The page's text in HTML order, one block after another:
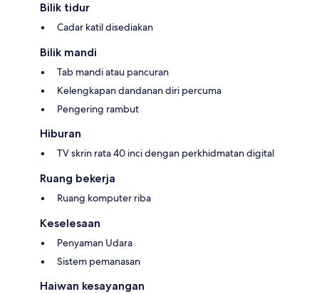
Bilik tidur
Cadar katil disediakan
Bilik mandi
Tab mandi atau pancuran
Kelengkapan dandanan diri percuma
Pengering rambut
Hiburan
TV skrin rata 40 inci dengan perkhidmatan digital
Ruang bekerja
Ruang komputer riba
Keselesaan
Penyaman Udara
Sistem pemanasan
Haiwan kesayangan